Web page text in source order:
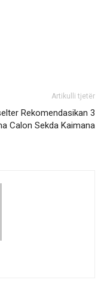
Artikulli tjetër
Rekomendasikan 3
Calon Sekda Kaimana